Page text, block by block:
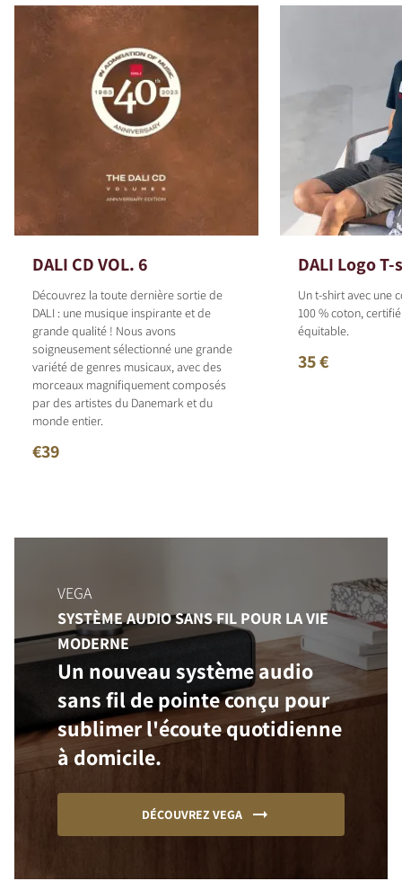
DALI CD VOL. 6
Découvrez la toute dernière sortie de
DALI : une musique inspirante et de
grande qualité ! Nous avons
soigneusement sélectionné une grande
variété de genres musicaux, avec des
morceaux magnifiquement composés
par des artistes du Danemark et du
monde entier.
€39
DALI Logo
Un t-shirt avec une
100 % coton,
équitable.
35 €
VEGA
SYSTÈME AUDIO SANS FIL POUR LA VIE
MODERNE
Un nouveau système audio
sans fil de pointe conçu pour
sublimer l'écoute quotidienne
à domicile.
DÉCOUVREZ VEGA